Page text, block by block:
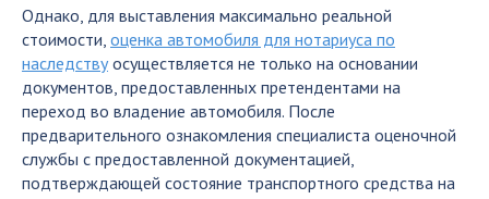
Однако, для выставления максимально реальной
стоимости, оценка автомобиля для нотариуса по
наследствуосуществляется не только на основании
документов, предоставленных претендентами на
переход во владение автомобиля. После
предварительного ознакомления специалиста оценочной
службы с предоставленной документацией,
подтверждающей состояние транспортного средства на